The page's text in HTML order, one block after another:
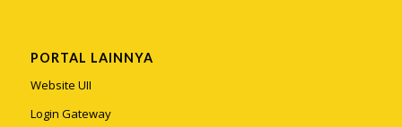
PORTAL LAINNYA
Website UII
Login Gateway